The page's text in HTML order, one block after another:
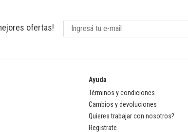
ofertas!
Ayuda
Términos y condiciones
Cambios y devoluciones
Quieres trabajar con nosotros?
Registrate